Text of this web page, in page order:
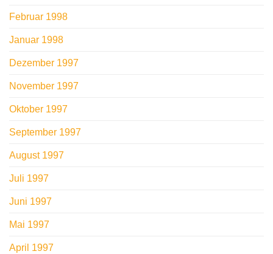
Februar 1998
Januar 1998
Dezember 1997
November 1997
Oktober 1997
September 1997
August 1997
Juli 1997
Juni 1997
Mai 1997
April 1997